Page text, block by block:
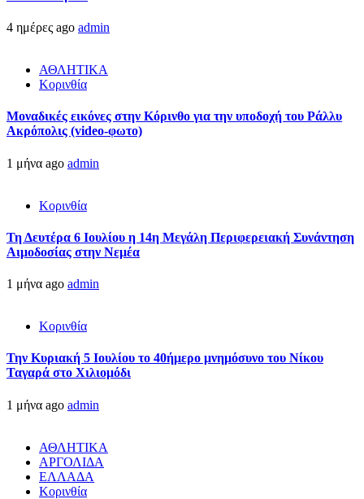
4 ημέρες ago admin
ΑΘΛΗΤΙΚΑ
Κορινθία
Μοναδικές εικόνες στην Κόρινθο για την υποδοχή του Ράλλυ
Ακρόπολις (video-φωτο)
1 μήνα ago admin
Κορινθία
Τη Δευτέρα 6 Ιουλίου η 14η Μεγάλη Περιφερειακή Συνάντηση
Αιμοδοσίας στην Νεμέα
1 μήνα ago admin
Κορινθία
Την Κυριακή 5 Ιουλίου το 40ήμερο μνημόσυνο του Νίκου
Ταγαρά στο Χιλιομόδι
1 μήνα ago admin
ΑΘΛΗΤΙΚΑ
ΑΡΓΟΛΙΔΑ
ΕΛΛΑΔΑ
Κορινθία